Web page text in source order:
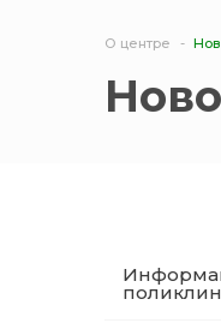
О центре